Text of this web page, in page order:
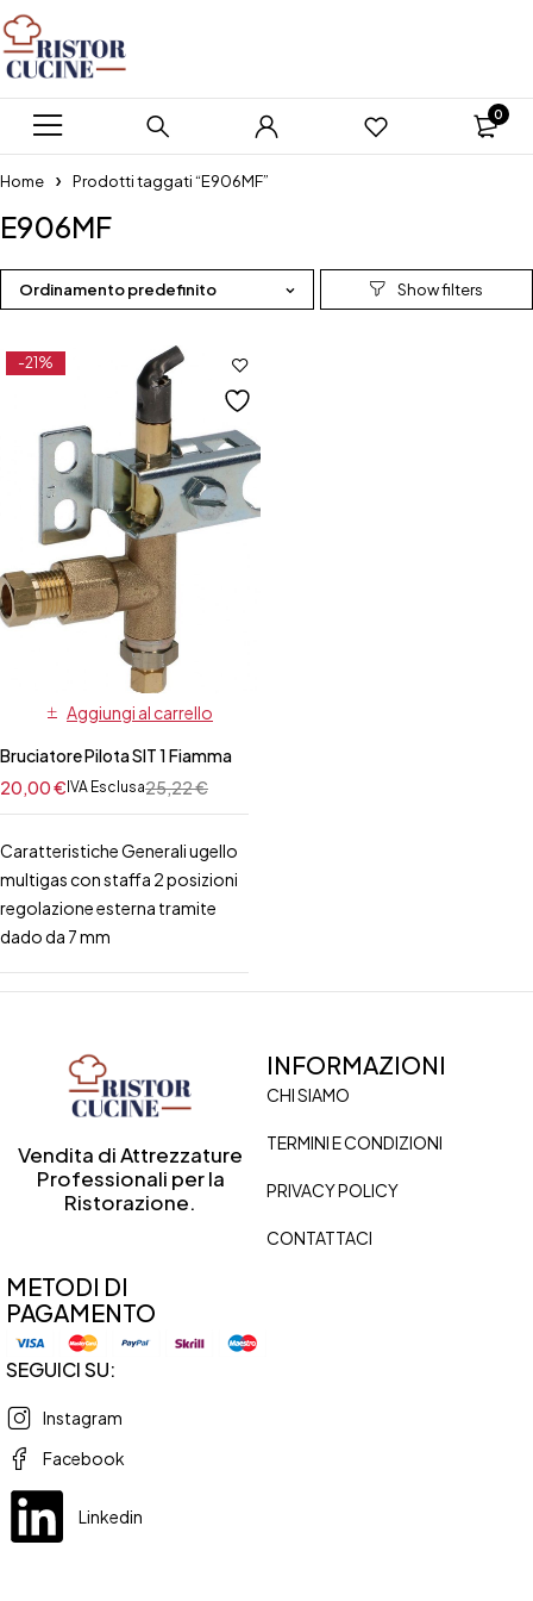
0
Home Prodotti taggati “E906MF”
E906MF
Ordinamento predefinito
-21%
Aggiungi al carrello
Bruciatore Pilota SIT 1 Fiamma
25,22€
20,00€IVA Esclusa
Caratteristiche Generali ugello
multigas con staffa 2 posizioni
regolazione esterna tramite
dado da 7 mm
Vendita di Attrezzature
Professionali per la
Ristorazione.
INFORMAZIONI
CHI SIAMO
TERMINI E CONDIZIONI
PRIVACY POLICY
CONTATTACI
METODI DI
PAGAMENTO
SEGUICI SU:
Instagram
Facebook
Linkedin